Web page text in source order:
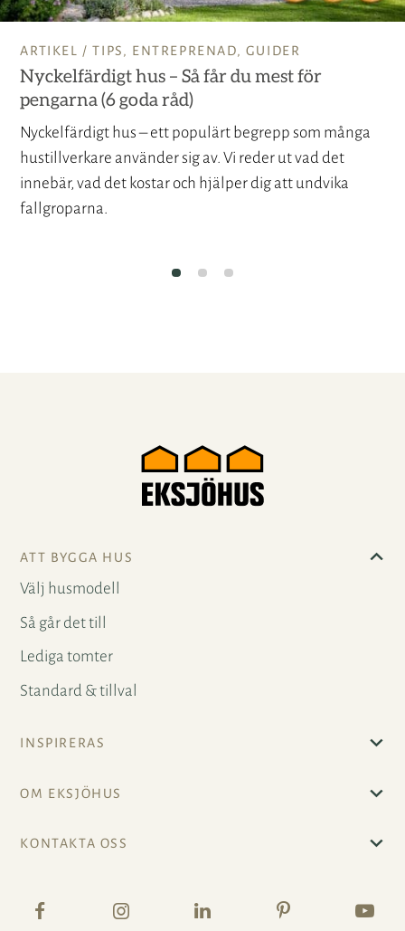
ARTIKEL /TIPS ENTREPRENAD GUIDER
Nyckelfärdigt hus – Så får du mest för
pengarna (6 goda råd)
Nyckelfärdigt hus – ett populärt begrepp som många
hustillverkare använder sig av. Vi reder ut vad det
innebär, vad det kostar och hjälper dig att undvika
fallgroparna.
ATT BYGGA HUS
Välj husmodell
Så går det till
Lediga tomter
Standard & tillval
INSPIRERAS
OM EKSJÖHUS
KONTAKTA OSS